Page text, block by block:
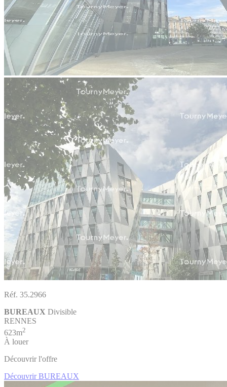
Réf. 35.2966
BUREAUX Divisible
RENNES
623m2
À louer
Découvrir l'offre
Découvrir BUREAUX